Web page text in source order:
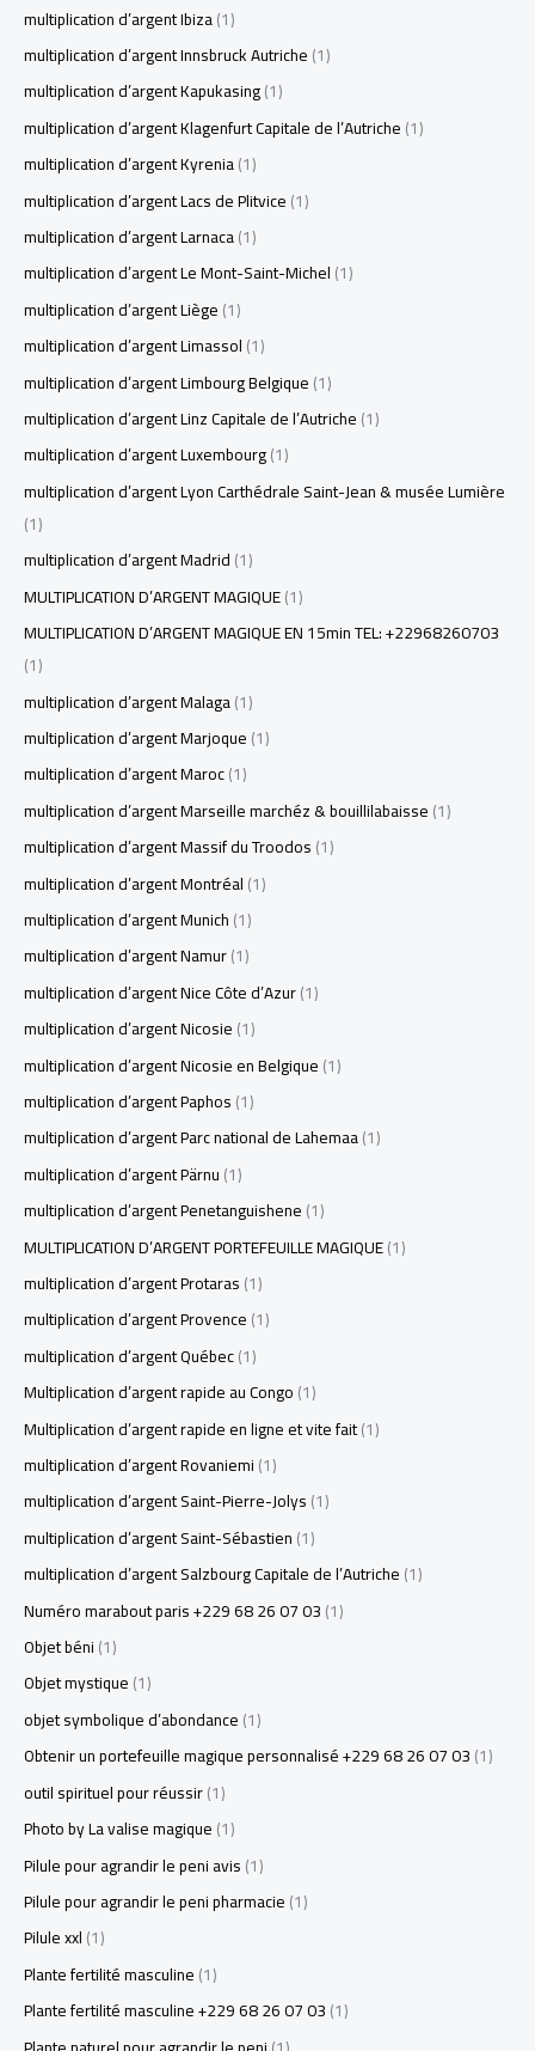
multiplication d’argent Ibiza(1)
multiplication d’argent Innsbruck Autriche(1)
multiplication d’argent Kapukasing(1)
multiplication d’argent Klagenfurt Capitale de l’Autriche(1)
multiplication d’argent Kyrenia(1)
multiplication d’argent Lacs de Plitvice(1)
multiplication d’argent Larnaca(1)
multiplication d’argent Le Mont-Saint-Michel(1)
multiplication d’argent Liège(1)
multiplication d’argent Limassol(1)
multiplication d’argent Limbourg Belgique(1)
multiplication d’argent Linz Capitale de l’Autriche(1)
multiplication d’argent Luxembourg(1)
multiplication d’argent Lyon Carthédrale Saint-Jean & musée Lumière
(1)
multiplication d’argent Madrid(1)
MULTIPLICATION D’ARGENT MAGIQUE(1)
MULTIPLICATION D’ARGENT MAGIQUE EN 15min TEL: +22968260703
(1)
multiplication d’argent Malaga(1)
multiplication d’argent Marjoque(1)
multiplication d’argent Maroc(1)
multiplication d’argent Marseille marchéz & bouillilabaisse(1)
multiplication d’argent Massif du Troodos(1)
multiplication d’argent Montréal(1)
multiplication d’argent Munich(1)
multiplication d’argent Namur(1)
multiplication d’argent Nice Côte d’Azur(1)
multiplication d’argent Nicosie(1)
multiplication d’argent Nicosie en Belgique(1)
multiplication d’argent Paphos(1)
multiplication d’argent Parc national de Lahemaa(1)
multiplication d’argent Pärnu(1)
multiplication d’argent Penetanguishene(1)
MULTIPLICATION D’ARGENT PORTEFEUILLE MAGIQUE(1)
multiplication d’argent Protaras(1)
multiplication d’argent Provence(1)
multiplication d’argent Québec(1)
Multiplication d’argent rapide au Congo(1)
Multiplication d’argent rapide en ligne et vite fait(1)
multiplication d’argent Rovaniemi(1)
multiplication d’argent Saint-Pierre-Jolys(1)
multiplication d’argent Saint-Sébastien(1)
multiplication d’argent Salzbourg Capitale de l’Autriche(1)
Numéro marabout paris +229 68 26 07 03(1)
Objet béni(1)
Objet mystique(1)
objet symbolique d’abondance(1)
Obtenir un portefeuille magique personnalisé +229 68 26 07 03(1)
outil spirituel pour réussir(1)
Photo by La valise magique(1)
Pilule pour agrandir le peni avis(1)
Pilule pour agrandir le peni pharmacie(1)
Pilule xxl(1)
Plante fertilité masculine(1)
Plante fertilité masculine +229 68 26 07 03(1)